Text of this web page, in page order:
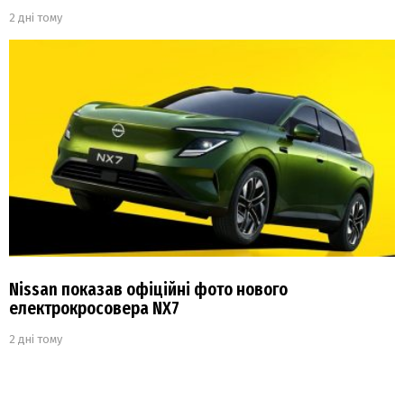
2 дні тому
Nissan показав офіційні фото нового
електрокросовера NX7
2 дні тому